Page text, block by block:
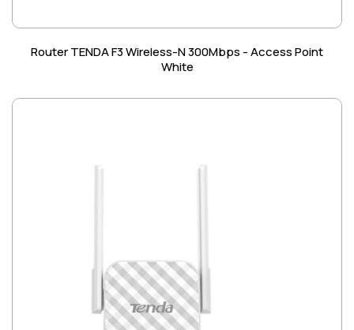
Router TENDA F3 Wireless-N 300Mbps - Access Point
White